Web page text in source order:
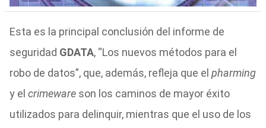
Esta es la principal conclusión del informe de
seguridad GDATA, “Los nuevos métodos para el
robo de datos”, que, además, refleja que el pharming
y el crimewareson los caminos de mayor éxito
utilizados para delinquir, mientras que el uso de los